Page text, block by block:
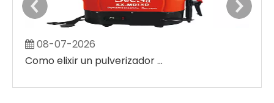
08-07-2026
Como elixir un pulverizador eléctrico agrícola alimentado por batería